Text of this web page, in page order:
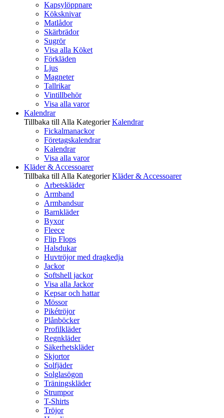
Kapsylöppnare
Köksknivar
Matlådor
Skärbrädor
Sugrör
Visa alla Köket
Förkläden
Ljus
Magneter
Tallrikar
Vintillbehör
Visa alla varor
Kalendrar
Tillbaka till Alla Kategorier Kalendrar
Fickalmanackor
Företagskalendrar
Kalendrar
Visa alla varor
Kläder & Accessoarer
Tillbaka till Alla Kategorier Kläder & Accessoarer
Arbetskläder
Armband
Armbandsur
Barnkläder
Byxor
Fleece
Flip Flops
Halsdukar
Huvtröjor med dragkedja
Jackor
Softshell jackor
Visa alla Jackor
Kepsar och hattar
Mössor
Pikétröjor
Plånböcker
Profilkläder
Regnkläder
Säkerhetskläder
Skjortor
Solfjäder
Solglasögon
Träningskläder
Strumpor
T-Shirts
Tröjor